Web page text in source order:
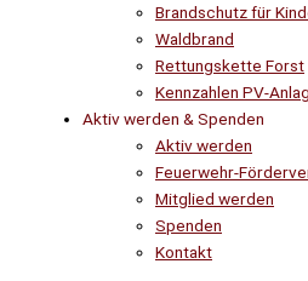
Brandschutz für
Waldbrand
Rettungskette Forst
Kennzahlen PV-
Aktiv werden & Spenden
Aktiv werden
Feuerwehr-
Mitglied werden
Spenden
Kontakt